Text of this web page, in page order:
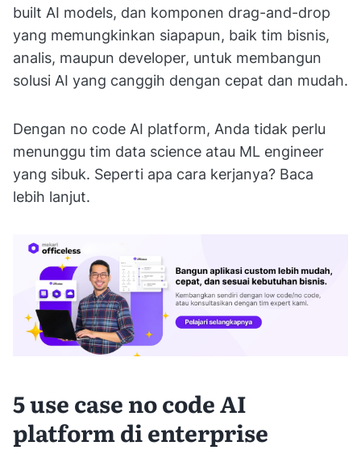
built AI models, dan komponen drag-and-drop
yang memungkinkan siapapun, baik tim bisnis,
analis, maupun developer, untuk membangun
solusi AI yang canggih dengan cepat dan mudah.
Dengan no code AI platform, Anda tidak perlu
menunggu tim data science atau ML engineer
yang sibuk. Seperti apa cara kerjanya? Baca
lebih lanjut.
5 use case no code AI
platform di enterprise